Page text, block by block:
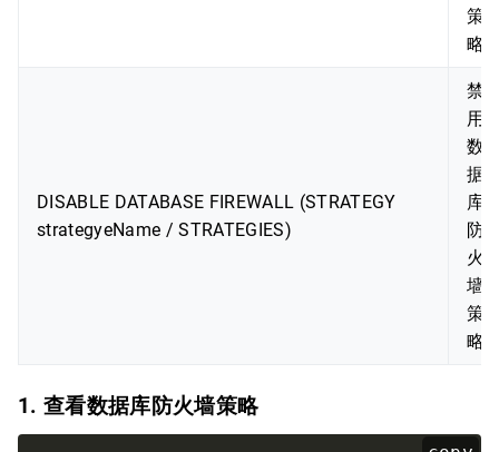
策
略
DISABLE DATABASE FIREWALL (STRATEGY
strategyeName / STRATEGIES)
禁
用
数
据
库
防
火
墙
策
略
1. 查看数据库防火墙策略